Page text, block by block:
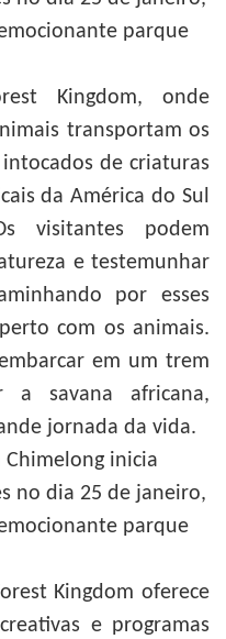
Kingdom, onde
transportam os
de criaturas
da América do Sul
visitantes podem
e testemunhar
por esses
com os animais.
em um trem
a savana africana,
jornada da vida.
Kingdom oferece
e programas